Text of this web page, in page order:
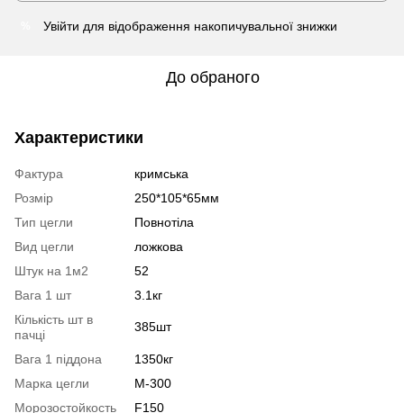
Увійти для відображення накопичувальної знижки
До обраного
Характеристики
Фактура
кримська
Розмір
250*105*65мм
Тип цегли
Повнотіла
Вид цегли
ложкова
Штук на 1м2
52
Вага 1 шт
3.1кг
Кількість шт в
пачці
385шт
Вага 1 піддона
1350кг
Марка цегли
М-300
Морозостойкость
F150